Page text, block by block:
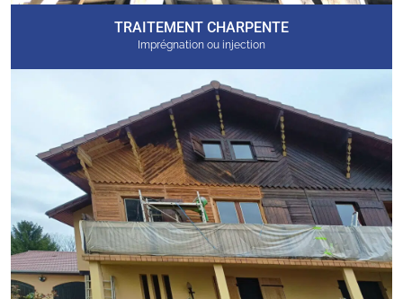
TRAITEMENT CHARPENTE
Imprégnation ou injection